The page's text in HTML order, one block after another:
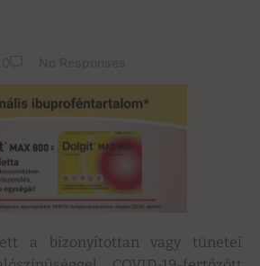
a bizonyítottan vagy tünetei